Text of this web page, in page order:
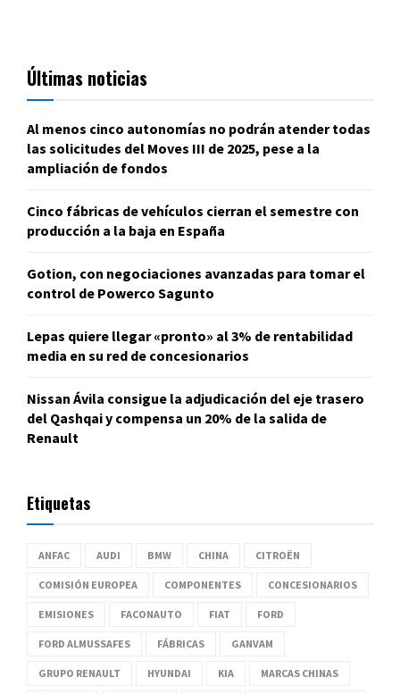
Últimas noticias
Al menos cinco autonomías no podrán atender todas
las solicitudes del Moves III de 2025, pese a la
ampliación de fondos
Cinco fábricas de vehículos cierran el semestre con
producción a la baja en España
Gotion, con negociaciones avanzadas para tomar el
control de Powerco Sagunto
Lepas quiere llegar «pronto» al 3% de rentabilidad
media en su red de concesionarios
Nissan Ávila consigue la adjudicación del eje trasero
del Qashqai y compensa un 20% de la salida de
Renault
Etiquetas
ANFAC AUDI BMW CHINA CITROËN
COMISIÓN EUROPEA COMPONENTES CONCESIONARIOS
EMISIONES FACONAUTO FIAT FORD
FORD ALMUSSAFES FÁBRICAS GANVAM
GRUPO RENAULT HYUNDAI KIA MARCAS CHINAS